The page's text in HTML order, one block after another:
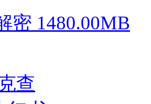
密 1480.00MB